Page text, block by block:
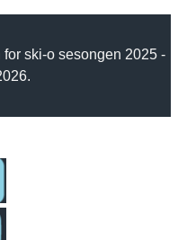
ski-o sesongen 2025 -